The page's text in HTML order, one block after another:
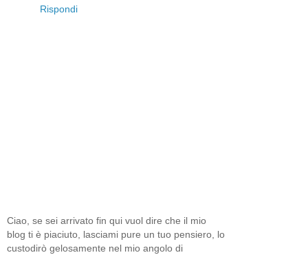
Rispondi
Ciao, se sei arrivato fin qui vuol dire che il mio
blog ti è piaciuto, lasciami pure un tuo pensiero, lo
custodirò gelosamente nel mio angolo di